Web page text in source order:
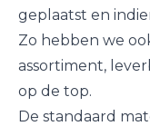
geplaatst en
Zo hebben we
assortiment,
op de top.
De standaard